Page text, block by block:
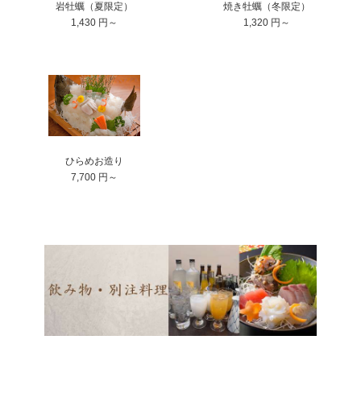
岩牡蠣（夏限定）
1,430 円～
焼き牡蠣（冬限定）
1,320 円～
ひらめお造り
7,700 円～